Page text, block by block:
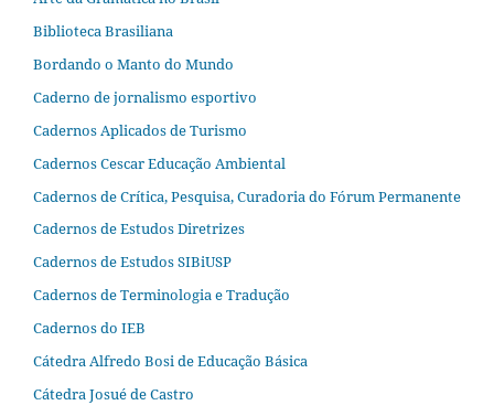
Biblioteca Brasiliana
Bordando o Manto do Mundo
Caderno de jornalismo esportivo
Cadernos Aplicados de Turismo
Cadernos Cescar Educação Ambiental
Cadernos de Crítica, Pesquisa, Curadoria do Fórum Permanente
Cadernos de Estudos Diretrizes
Cadernos de Estudos SIBiUSP
Cadernos de Terminologia e Tradução
Cadernos do IEB
Cátedra Alfredo Bosi de Educação Básica
Cátedra Josué de Castro